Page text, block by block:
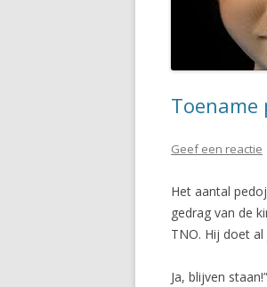
Toename
Geef een reactie
Het aantal
gedrag van de
TNO. Hij doet
Ja, blijven